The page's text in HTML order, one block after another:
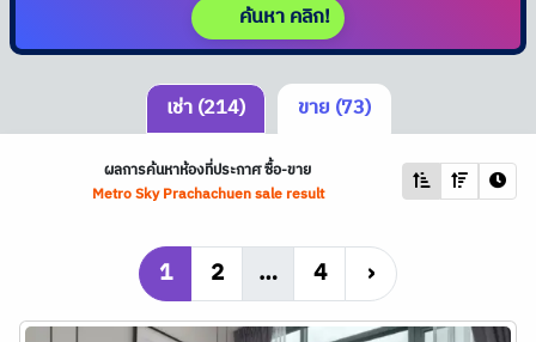
ค้นหา คลิก!
เช่า (214) ขาย (73)
ผลการค้นหาห้องที่ประกาศ ซื้อ-ขาย
Metro Sky Prachachuen sale result
1 2 … 4 ›